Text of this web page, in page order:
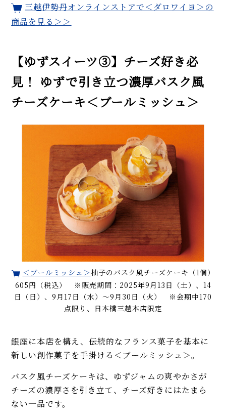
三越伊勢丹オンラインストアで＜ダロワイヨ＞ の
商品を見る＞＞
【ゆずスイーツ③】チーズ好き必
見！ ゆずで引き立つ濃厚バスク風
チーズケーキ＜ブールミッシュ＞
＜ブールミッシュ＞柚子のバスク風チーズケーキ（1個）
605円（税込） ※販売期間：2025年9月13日（土）、14
日（日）、9月17日（水）～9月30日（火） ※会期中170
点限り、日本橋三越本店限定
銀座に本店を構え、伝統的なフランス菓子を基本に
新しい創作菓子を手掛ける＜ブールミッシュ＞。
バスク風チーズケーキは、ゆずジャムの爽やかさが
チーズの濃厚さを引き立て、チーズ好きにはたまら
ない一品です。